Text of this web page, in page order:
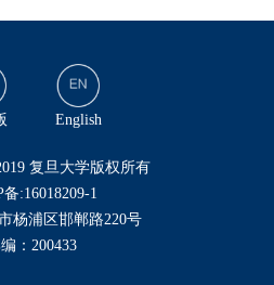
English
复旦大学版权所有
:16018209-1
杨浦区邯郸路220号
：200433